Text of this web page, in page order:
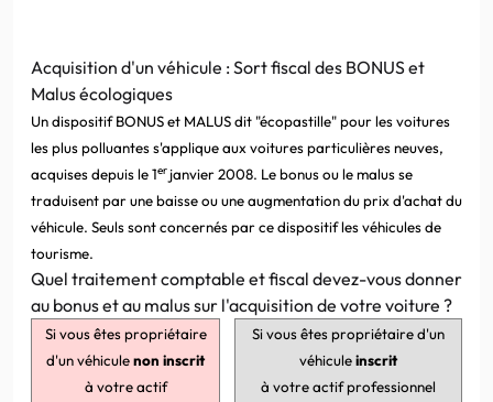
Acquisition d'un véhicule : Sort fiscal des BONUS et
Malus écologiques
Un dispositif BONUS et MALUS dit "écopastille" pour les voitures
les plus polluantes s'applique aux voitures particulières neuves,
acquises depuis le 1er janvier 2008. Le bonus ou le malus se
traduisent par une baisse ou une augmentation du prix d'achat du
véhicule. Seuls sont concernés par ce dispositif les véhicules de
tourisme.
Quel traitement comptable et fiscal devez-vous donner
au bonus et au malus sur l'acquisition de votre voiture ?
Si vous êtes propriétaire
d'un véhiculenon inscrit
à votre actif
Si vous êtes propriétaire d'un
véhiculeinscrit
à votre actif professionnel